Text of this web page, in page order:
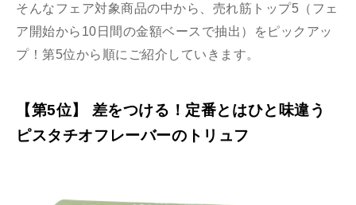
そんなフェア対象商品の中から、売れ筋トップ5（フェ
ア開始から10日間の金額ベースで抽出）をピックアッ
プ！第5位から順にご紹介していきます。
【第5位】 差をつける！定番とはひと味違う
ピスタチオフレーバーのトリュフ